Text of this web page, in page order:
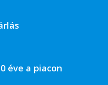
éve a piacon